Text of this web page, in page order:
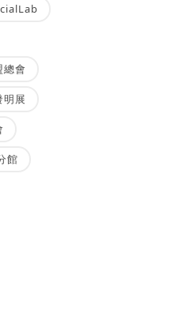
總會
明展
館